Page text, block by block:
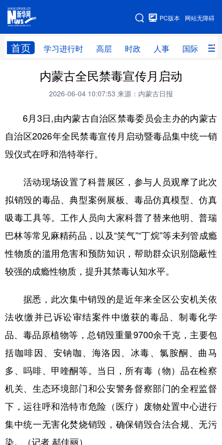
网站无障碍
PC版本
首页 学习进行时 高层 时政 人事 国际 财
网站地图
学习进行时 高层 时政
财经 网评
台湾 思客智库 全球连线 教育
科技 科创 量子 体育
文化 书画
访谈 视频 图片 政务
法律 中央文件 金融 汽车
食品 人居 信息化 数字经济
学术中国 乡村振兴 银龄 溯源中国
公益 一带一路 亚太网 上市公司
文化产业
地方频道
北京 天津 河北 山西
辽宁 吉林 上海 江苏
浙江 安徽 福建 江西
内蒙古全民禁毒宣传月启动
2026-06-04 10:07:53 来源：内蒙古日报
6月3日,由内蒙古自治区禁毒委员会主办的内蒙古
自治区2026年全民禁毒宣传月启动暨毒品集中统一销
毁仪式在呼和浩特举行。
活动现场设置了科普展区，参与人员观摩了此次
拟销毁的毒品、典型案例展板、毒品仿真模型、仿真
吸毒工具等。工作人员向大家科普了替来他明、普瑞
巴林等常见麻精药品，以及“笑气”“丁烷”等未列管成瘾
性物质的滥用危害和预防知识，帮助群众识别隐蔽性
较强的成瘾性物质，提升其禁毒认知水平。
据悉，此次集中销毁的是近年来全区公安机关依
法收缴并已诉讼审结案件中缴获的毒品、制毒化学
品、毒品原植物等，总销毁重量9700余千克，主要包
括咖啡因、安钠咖、海洛因、冰毒、氯胺酮、曲马
多、吗啡、甲喹酮等。当日，所有毒（物）品在检察
机关、生态环境部门和公安警务督察部门的全程监督
下，运往呼和浩特市危险（医疗）废物处置中心进行
集中统一无害化焚烧销毁，确保销毁合法合规、无污
染。（记者 郝佳丽）